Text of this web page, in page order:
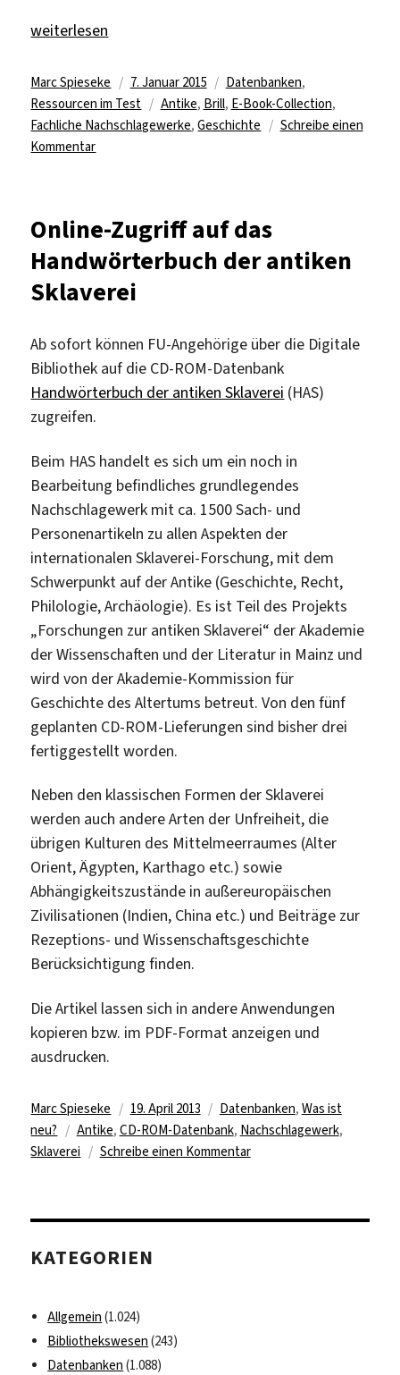
„E-Books zu den klassischen Altertumswissenschaften
weiterlesen
Autor
Marc Spieseke
Veröffentlicht
am
7. Januar 2015 Kategorien
Datenbanken,
Ressourcen im Test
Schlagwörter
Antike, Brill, E-Book-Collection,
Fachliche Nachschlagewerke,Geschichte
Schreibe einen
Kommentarzu
den
klassischen
Altertumswissenschaften
testen
Online-Zugriff auf das
Handwörterbuch der antiken
Sklaverei
Ab sofort können FU-Angehörige über die Digitale
Bibliothek auf die CD-ROM-Datenbank
Handwörterbuch der antiken Sklaverei (HAS)
zugreifen.
Beim HAS handelt es sich um ein noch in
Bearbeitung befindliches grundlegendes
Nachschlagewerk mit ca. 1500 Sach- und
Personenartikeln zu allen Aspekten der
internationalen Sklaverei-Forschung, mit dem
Schwerpunkt auf der Antike (Geschichte, Recht,
Philologie, Archäologie). Es ist Teil des Projekts
„Forschungen zur antiken Sklaverei“ der Akademie
der Wissenschaften und der Literatur in Mainz und
wird von der Akademie-Kommission für
Geschichte des Altertums betreut. Von den fünf
geplanten CD-ROM-Lieferungen sind bisher drei
fertiggestellt worden.
Neben den klassischen Formen der Sklaverei
werden auch andere Arten der Unfreiheit, die
übrigen Kulturen des Mittelmeerraumes (Alter
Orient, Ägypten, Karthago etc.) sowie
Abhängigkeitszustände in außereuropäischen
Zivilisationen (Indien, China etc.) und Beiträge zur
Rezeptions- und Wissenschaftsgeschichte
Berücksichtigung finden.
Die Artikel lassen sich in andere Anwendungen
kopieren bzw. im PDF-Format anzeigen und
ausdrucken.
Autor
Marc Spieseke
Veröffentlicht
am
19. April 2013 Kategorien
Datenbanken, Was ist
neu?
Schlagwörter
Antike, CD-ROM-Datenbank, Nachschlagewerk,
Sklaverei
Schreibe einen Kommentarzu
auf
KATEGORIEN
Allgemein (1.024)
Bibliothekswesen (243)
Datenbanken (1.088)